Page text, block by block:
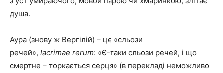
душа.
Аура (знову ж Вергілій) – це «сльози
речей», lacrimae rerum: «Є-таки сльози речей, і що
смертне – торкається серця» (в перекладі неможливо